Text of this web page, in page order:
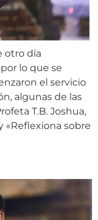
otro día
lo que se
el servicio
algunas de las
T.B. Joshua,
«Reflexiona sobre